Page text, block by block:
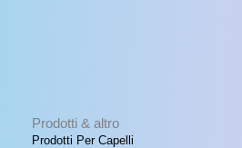
Prodotti & altro
Prodotti Per Capelli